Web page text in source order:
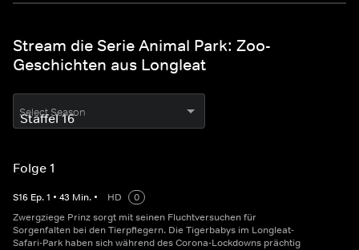
Stream die Serie Animal Park: Zoo-
Geschichten aus Longleat
Select Season
Folge 1
S16 Ep.1 • 43 Min. • HD
0
Zwergziege Prinz sorgt mit seinen Fluchtversuchen für
Sorgenfalten bei den Tierpflegern. Die Tigerbabys im Longleat-
Safari-Park haben sich während des Corona-Lockdowns prächtig